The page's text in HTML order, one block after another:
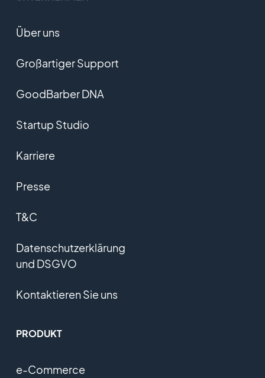
Über uns
Großartiger Support
GoodBarber DNA
Startup Studio
Karriere
Presse
T&C
Datenschutzerklärung
und DSGVO
Kontaktieren Sie uns
PRODUKT
e-Commerce